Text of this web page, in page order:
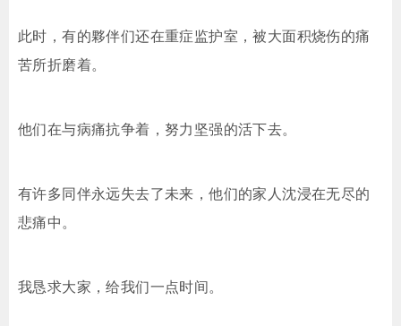
此时，有的夥伴们还在重症监护室，被大面积烧伤的痛
苦所折磨着。
他们在与病痛抗争着，努力坚强的活下去。
有许多同伴永远失去了未来，他们的家人沈浸在无尽的
悲痛中。
我恳求大家，给我们一点时间。